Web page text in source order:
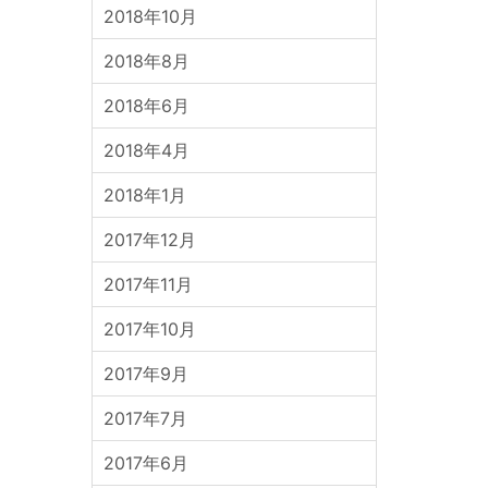
2018年10月
2018年8月
2018年6月
2018年4月
2018年1月
2017年12月
2017年11月
2017年10月
2017年9月
2017年7月
2017年6月